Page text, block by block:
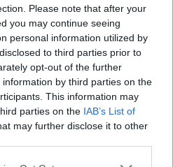
Please note that after your
you may continue seeing
personal information utilized by
to third parties prior to
opt-out of the further
by third parties on the
This information may
parties on the IAB’s List of
may further disclose it to other
Sigma 2 parodia un
champú con más tetas
de GTA
Wars para PSP
Bowser's Inside